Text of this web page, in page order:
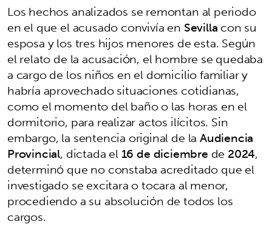
Los hechos analizados se remontan al periodo
en el que el acusado convivía en Sevillacon su
esposa y los tres hijos menores de esta. Según
el relato de la acusación, el hombre se quedaba
a cargo de los niños en el domicilio familiar y
habría aprovechado situaciones cotidianas,
como el momento del baño o las horas en el
dormitorio, para realizar actos ilícitos. Sin
embargo, la sentencia original de laAudiencia
Provincial, dictada el16 de diciembre de 2024,
determinó que no constaba acreditado que el
investigado se excitara o tocara al menor,
procediendo a su absolución de todos los
cargos.